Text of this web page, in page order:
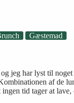
Gæstemad
jeg har lyst til
af de
tid tager at